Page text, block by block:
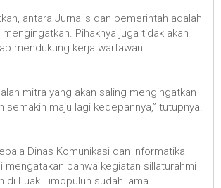
antara Jurnalis dan pemerintah adalah
Pihaknya juga tidak akan
mendukung kerja wartawan.
mitra yang akan saling mengingatkan
semakin maju lagi kedepannya,” tutupnya.
Dinas Komunikasi dan Informatika
mengatakan bahwa kegiatan sillaturahmi
di Luak Limopuluh sudah lama